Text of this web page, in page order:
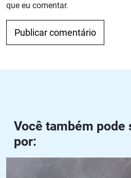
que eu comentar.
Você também pode
por:
Disco para lixar concreto: como